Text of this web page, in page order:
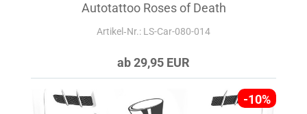
Autotattoo Roses of Death
Artikel‑Nr.: LS-Car-080-014
ab 29,95 EUR
-10%